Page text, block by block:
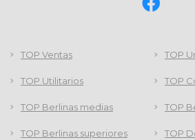
TOP Ventas TOP
TOP Utilitarios TOP
TOP Berlinas medias TOP
TOP Berlinas superiores TOP